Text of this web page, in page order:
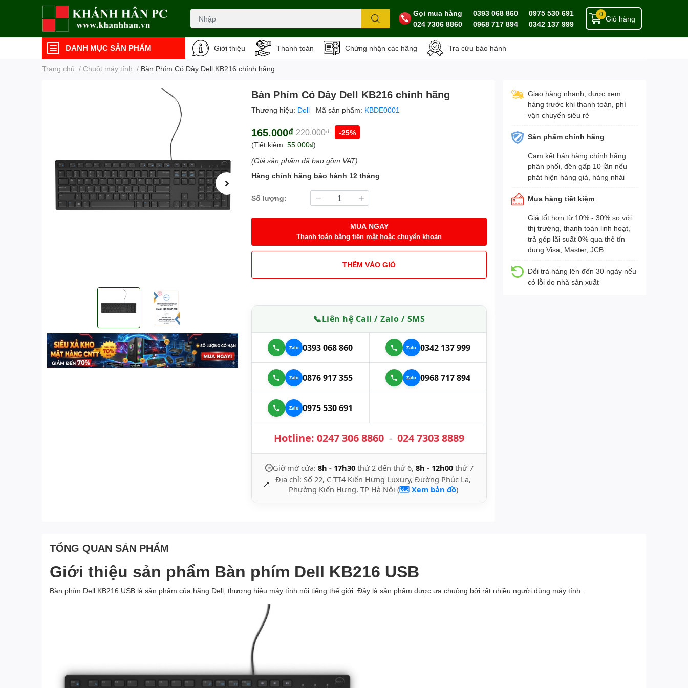
Gọi mua hàng
024 7306 8860
0393 068 860
0968 717 894
0975 530 691
0342 137 999
Giỏ hàng
0
DANH MỤC SẢN PHẨM Giới thiệu Thanh toán Chứng nhận các hãng Tra cứu bảo hành
Trang chủ / Chuột máy tính / Bàn Phím Có Dây Dell KB216 chính hãng
Bàn Phím Có Dây Dell KB216 chính hãng
Thương hiệu: Dell Mã sản phẩm: KBDE0001
165.000₫ 220.000₫
-25%
(Tiết kiệm:55.000₫)
(Giá sản phẩm đã bao gồm VAT)
Hàng chính hãng bảo hành 12 tháng
Số lượng:
MUA NGAY
Thanh toán bằng tiền mặt hoặc chuyển khoản
THÊM VÀO GIỎ
📞Liên hệ Call / Zalo / SMS
0393 068 860 0342 137 999
0876 917 355 0968 717 894
0975 530 691
Hotline:0247 306 8860 - 024 7303 8889
🕒Giờ mở cửa:8h - 17h30 thứ 2 đến thứ 6,8h - 12h00 thứ 7
📍
Địa chỉ: Số 22, C-TT4 Kiến Hưng Luxury, Đường Phúc La,
Phường Kiến Hưng, TP Hà Nội (🗺️ Xem bản đồ)
Giao hàng nhanh, được xem
hàng trước khi thanh toán, phí
vận chuyển siêu rẻ
Sản phẩm chính hãng
Cam kết bán hàng chính hãng
phân phối, đền gấp 10 lần nếu
phát hiện hàng giả, hàng nhái
Mua hàng tiết kiệm
Giá tốt hơn từ 10% - 30% so với
thị trường, thanh toán linh hoạt,
trả góp lãi suất 0% qua thẻ tín
dụng Visa, Master, JCB
Đổi trả hàng lên đến 30 ngày nếu
có lỗi do nhà sản xuất
TỔNG QUAN SẢN PHẨM
Giới thiệu sản phẩm Bàn phím Dell KB216 USB
Bàn phím Dell KB216 USB là sản phẩm của hãng Dell, thương hiệu máy tính nổi tiếng thế giới. Đây là sản phẩm được ưa chuộng bởi rất nhiều người dùng máy tính.